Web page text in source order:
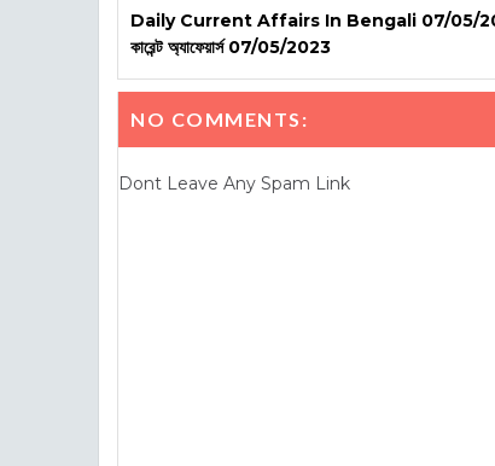
Daily Current Affairs In Bengali 07/05/
কারেন্ট অ্যাফেয়ার্স 07/05/2023
NO COMMENTS:
Dont Leave Any Spam Link